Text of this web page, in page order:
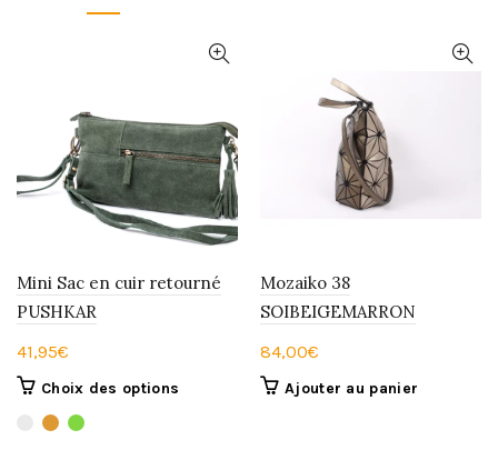
Mini Sac en cuir retourné
PUSHKAR
41,95€
Choix des options
Mozaiko 38
SOIBEIGEMARRON
84,00€
Ajouter au panier